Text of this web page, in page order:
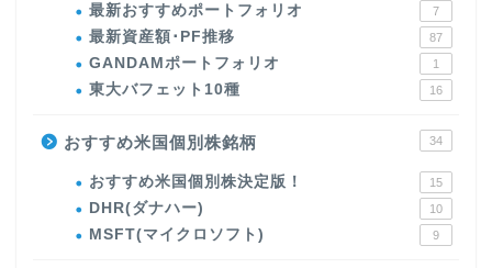
最新おすすめポートフォリオ 7
最新資産額･PF推移 87
GANDAMポートフォリオ 1
東大バフェット10種 16
おすすめ米国個別株銘柄 34
おすすめ米国個別株決定版！ 15
DHR(ダナハー) 10
MSFT(マイクロソフト) 9